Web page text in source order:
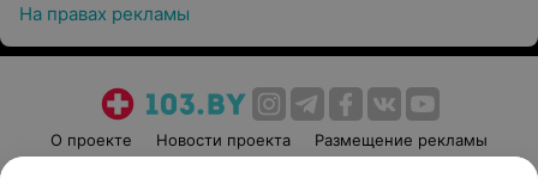
На правах рекламы
О проекте Новости проекта
Размещение рекламы